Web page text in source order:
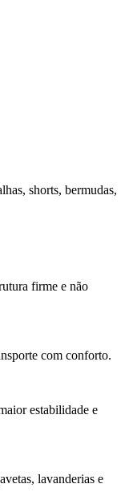
shorts, bermudas,
firme e não
com conforto.
estabilidade e
lavanderias e